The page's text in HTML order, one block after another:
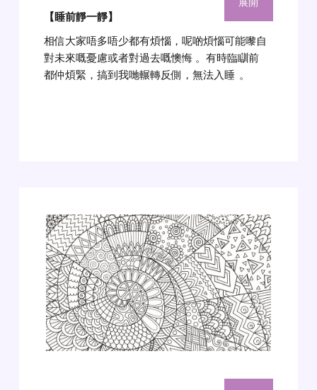
【睡前靜一靜】
相信大家唔多唔少都有煩惱，呢啲煩惱可能嚟自
對未來嘅憂慮或者對過去嘅懊悔 。有時臨瞓前
都仲煩緊，搞到我哋輾轉反側，無法入睡 。
展開